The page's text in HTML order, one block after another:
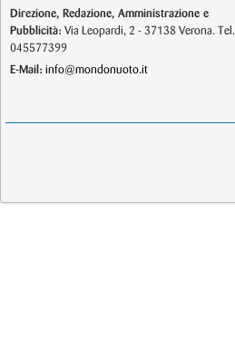
Direzione, Redazione, Amministrazione e
Pubblicità: Via Leopardi, 2 - 37138 Verona. Tel.
045577399
E-Mail: info@mondonuoto.it